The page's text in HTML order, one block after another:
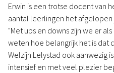
Erwin is een trotse docent van
aantal leerlingen het
"Met ups en downs zijn we er
weten hoe belangrijk het is dat
Welzijn Lelystad ook aanwezig
intensief en met veel plezier